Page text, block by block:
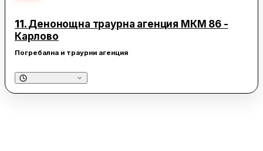
11. Денонощна траурна агенция МКМ 86 -
Карлово
Погребална и траурни агенция